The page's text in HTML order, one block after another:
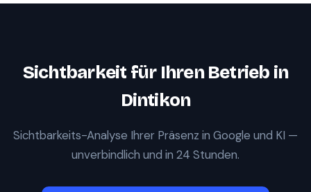
Sichtbarkeit für Ihren Betrieb in
Dintikon
Sichtbarkeits-Analyse Ihrer Präsenz in Google und KI —
unverbindlich und in 24 Stunden.